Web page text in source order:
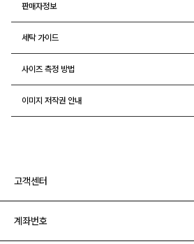
판매자정보
세탁 가이드
사이즈 측정 방법
이미지 저작권 안내
고객센터
계좌번호